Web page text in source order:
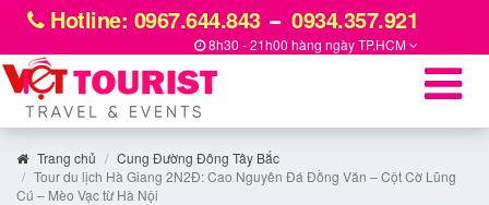
Hotline: 0967.644.843 0934.357.921
8h30 - 21h00 hàng ngàyTP.HCM
Trang chủ
Cung Đường Đông Tây Bắc
Tour du lịch Hà Giang 2N2Đ: Cao Nguyên Đá Đồng Văn – Cột Cờ Lũng
Cú – Mèo Vạc từ Hà Nội